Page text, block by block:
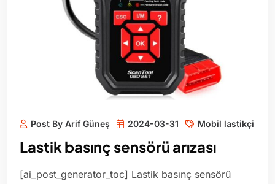
Post By Arif Güneş 2024-03-31 Mobil lastikçi
Lastik basınç sensörü arızası
[ai_post_generator_toc] Lastik basınç sensörü